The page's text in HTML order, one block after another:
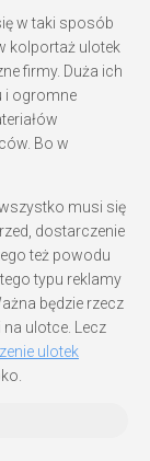
w taki sposób
kolportaż ulotek
firmy. Duża ich
i ogromne
Bo w
musi się
dostarczenie
też powodu
typu reklamy
będzie rzecz
ulotce. Lecz
ulotek